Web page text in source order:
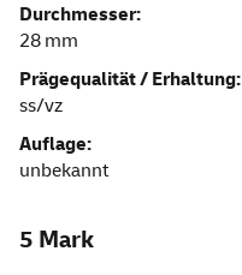
Durchmesser:
28 mm
Prägequalität / Erhaltung:
ss/vz
Auflage:
unbekannt
5 Mark